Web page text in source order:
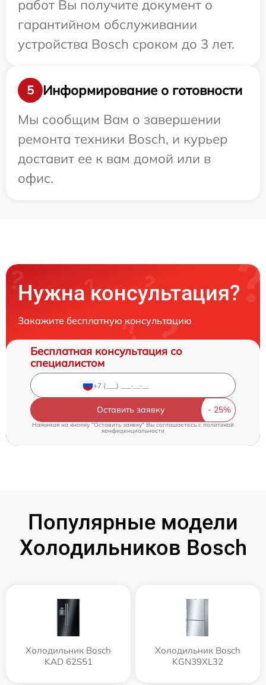
работ Вы получите документ о
гарантийном обслуживании
устройства Bosch сроком до 3 лет.
5
Информирование о готовности
Мы сообщим Вам о завершении
ремонта техники Bosch, и курьер
доставит ее к вам домой или в
офис.
Нужна консультация?
Закажите бесплатную консультацию
Бесплатная консультация со
специалистом
Оставить заявку
Нажимая на кнопку "Оставить заявку" Вы соглашаетесь c политикой
конфиденциальности
Популярные модели
Холодильников Bosch
Холодильник Bosch
KAD 62S51
Холодильник Bosch
KGN39XL32